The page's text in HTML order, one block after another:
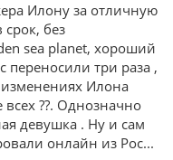
Илону за отличную
без
sea planet, хороший
переносили три раза ,
изменениях Илона
??. Однозначно
девушка . Ну и сам
онлайн из Рос...